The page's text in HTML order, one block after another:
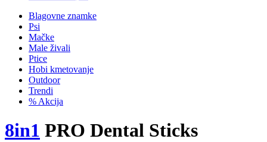
Blagovne znamke
Psi
Mačke
Male živali
Ptice
Hobi kmetovanje
Outdoor
Trendi
% Akcija
8in1 PRO Dental Sticks